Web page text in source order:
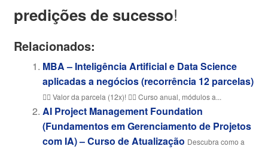
predições de sucesso!
Relacionados:
MBA – Inteligência Artificial e Data Science
aplicadas a negócios (recorrência 12 parcelas)
👆🏼 Valor da parcela (12x)! 👆🏼 Curso anual, módulos a...
AI Project Management Foundation
(Fundamentos em Gerenciamento de Projetos
com IA) – Curso de Atualização Descubra como a